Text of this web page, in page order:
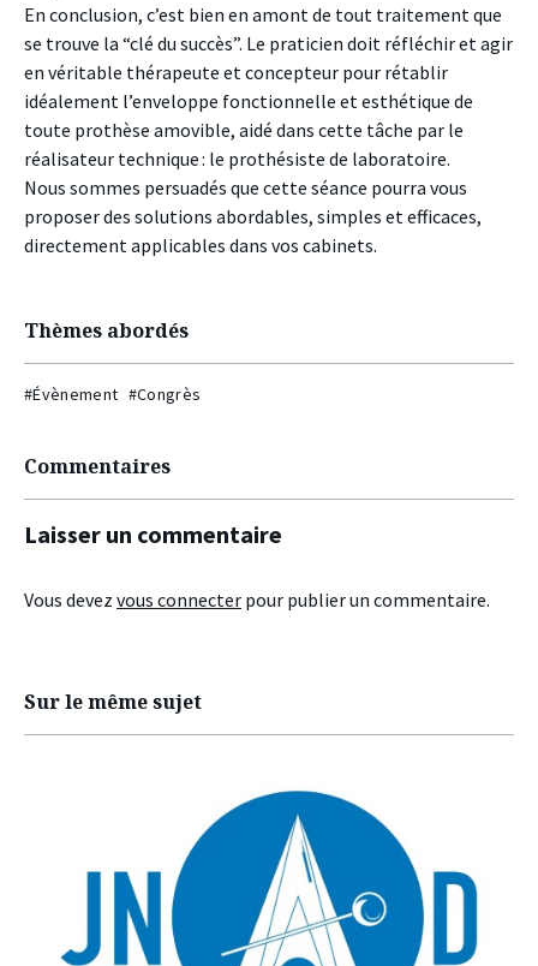
En conclusion, c’est bien en amont de tout traitement que
se trouve la “clé du succès”. Le praticien doit réfléchir et agir
en véritable thérapeute et concepteur pour rétablir
idéalement l’enveloppe fonctionnelle et esthétique de
toute prothèse amovible, aidé dans cette tâche par le
réalisateur technique : le prothésiste de laboratoire.
Nous sommes persuadés que cette séance pourra vous
proposer des solutions abordables, simples et efficaces,
directement applicables dans vos cabinets.
Thèmes abordés
#Évènement #Congrès
Commentaires
Laisser un commentaire
Vous devez vous connecter pour publier un commentaire.
Sur le même sujet